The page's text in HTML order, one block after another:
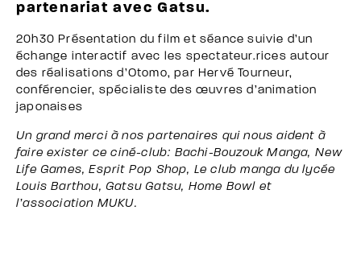
partenariat avec Gatsu.
20h30 Présentation du film et séance suivie d’un
échange interactif avec les spectateur.rices autour
des réalisations d’Otomo, par Hervé Tourneur,
conférencier, spécialiste des œuvres d’animation
japonaises
Un grand merci à nos partenaires qui nous aident à
faire exister ce ciné-club: Bachi-Bouzouk Manga, New
Life Games, Esprit Pop Shop, Le club manga du lycée
Louis Barthou, Gatsu Gatsu, Home Bowl et
l’association MUKU.